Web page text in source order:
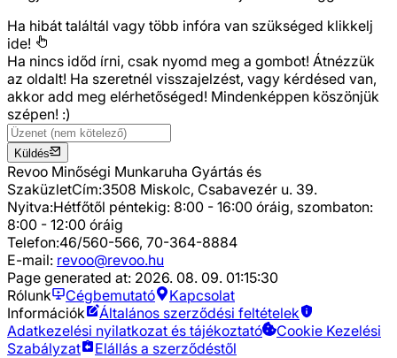
Ha hibát találtál vagy több infóra van szükséged klikkelj
ide!
Ha nincs időd írni, csak nyomd meg a gombot! Átnézzük
az oldalt! Ha szeretnél visszajelzést, vagy kérdésed van,
akkor add meg elérhetőséged! Mindenképpen köszönjük
szépen! :)
Küldés
Revoo Minőségi Munkaruha Gyártás és
SzaküzletCím:3508 Miskolc, Csabavezér u. 39.
Nyitva:Hétfőtől péntekig: 8:00 - 16:00 óráig, szombaton:
8:00 - 12:00 óráig
Telefon:46/560-566, 70-364-8884
E-mail: revoo@revoo.hu
Page generated at: 2026. 08. 09. 01:15:30
Rólunk
Cégbemutató
Kapcsolat
Információk
Általános szerződési feltételek
Adatkezelési nyilatkozat és tájékoztató
Cookie Kezelési
Szabályzat
Elállás a szerződéstől